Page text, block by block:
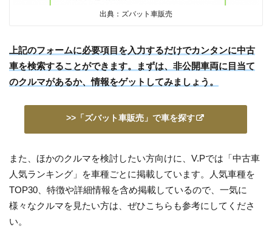
出典：ズバット車販売
上記のフォームに必要項目を入力するだけでカンタンに中古
車を検索することができます。まずは、非公開車両に目当て
のクルマがあるか、情報をゲットしてみましょう。
>>「ズバット車販売」で車を探す
また、ほかのクルマを検討したい方向けに、V.Pでは「中古車
人気ランキング」を車種ごとに掲載しています。人気車種を
TOP30、特徴や詳細情報を含め掲載しているので、一気に
様々なクルマを見たい方は、ぜひこちらも参考にしてくださ
い。